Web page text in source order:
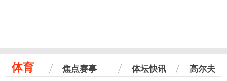
体育 焦点赛事 体坛快讯 高尔夫